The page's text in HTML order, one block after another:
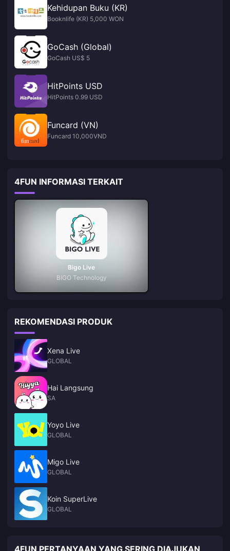
Kehidupan Buku (KR)
Booknlife (KR) 5,000 WON
GoCash (Global)
GoCash US$ 5
HitPoints USD
HitPoints 0.99 USD
Funcard (VN)
Funcard 10,000VND
4FUN INFORMASI TERKAIT
Bigo Live
BIGO Technology
REKOMENDASI PRODUK
Xena Live
GLOBAL
Hai Langsung
SA
Yoyo Live
GLOBAL
Migo Live
GLOBAL
Koin SuperLive
GLOBAL
4FUN PERTANYAAN YANG SERING DIAJUKAN